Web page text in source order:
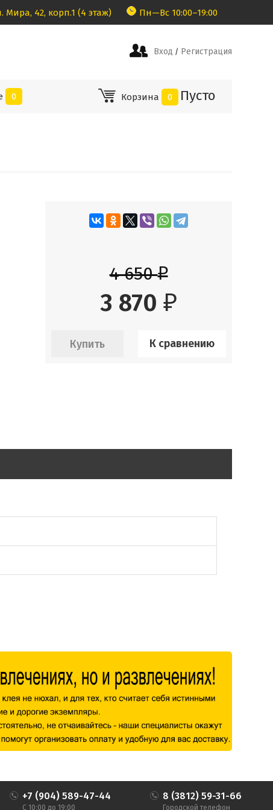
Мира, 42, корп.1 (4 этаж) Пн—Вс 10:00–19:00
Вход / Регистрация
0 Корзина 0 Пусто
4 650₽
3 870 ₽
К сравнению
+7 (904) 589-47-44
С 10:00 до 19:00
8 (3812) 59-31-66
Городской телефон